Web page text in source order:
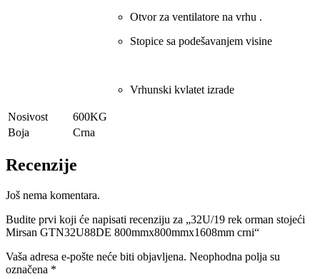
Otvor za ventilatore na vrhu .
Stopice sa podešavanjem visine
Vrhunski kvlatet izrade
Nosivost
600KG
Boja
Crna
Recenzije
Još nema komentara.
Budite prvi koji će napisati recenziju za „32U/19 rek orman stojeći
Mirsan GTN32U88DE 800mmx800mmx1608mm crni“
Vaša adresa e-pošte neće biti objavljena. Neophodna polja su
označena *